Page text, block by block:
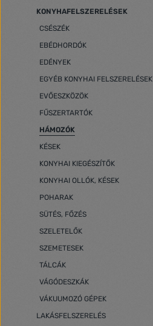
KONYHAFELSZERELÉSEK
CSÉSZÉK
EBÉDHORDÓK
EDÉNYEK
EGYÉB KONYHAI FELSZERELÉSEK
EVŐESZKÖZÖK
FŰSZERTARTÓK
HÁMOZÓK
KÉSEK
KONYHAI KIEGÉSZÍTŐK
KONYHAI OLLÓK, KÉSEK
POHARAK
SÜTÉS, FŐZÉS
SZELETELŐK
SZEMETESEK
TÁLCÁK
VÁGÓDESZKÁK
VÁKUUMOZÓ GÉPEK
LAKÁSFELSZERELÉS